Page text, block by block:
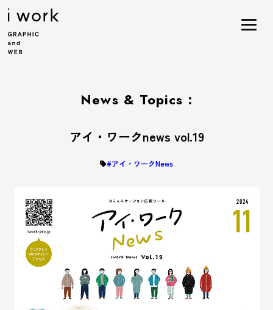
News & Topics :
アイ・ワークnews vol.19
#アイ・ワークNews